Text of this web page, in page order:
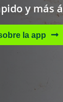
y más
la app